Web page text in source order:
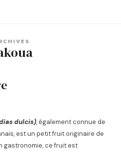
dulcis), également connue de
est un petit fruit originaire de
gastronomie, ce fruit est